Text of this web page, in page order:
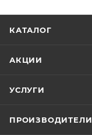
КАТАЛОГ
АКЦИИ
УСЛУГИ
ПРОИЗВОДИТЕЛИ